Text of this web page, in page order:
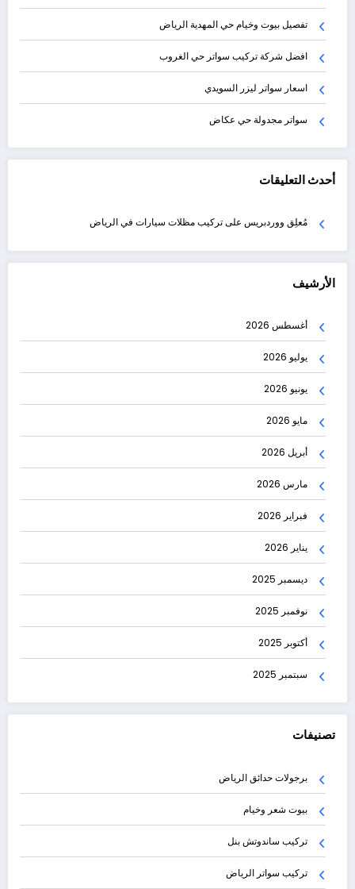
تفصيل بيوت وخيام حي المهدية الرياض
افضل شركة تركيب سواتر حي الغروب
اسعار سواتر ليزر السويدي
سواتر مجدولة حي عكاض
أحدث التعليقات
مُعلِق ووردبريس علىتركيب مظلات سيارات في الرياض
الأرشيف
أغسطس 2026
يوليو 2026
يونيو 2026
مايو 2026
أبريل 2026
مارس 2026
فبراير 2026
يناير 2026
ديسمبر 2025
نوفمبر 2025
أكتوبر 2025
سبتمبر 2025
تصنيفات
برجولات حدائق الرياض
بيوت شعر وخيام
تركيب ساندوتش بنل
تركيب سواتر الرياض